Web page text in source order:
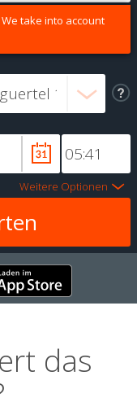
take into account
Weitere Optionen
das